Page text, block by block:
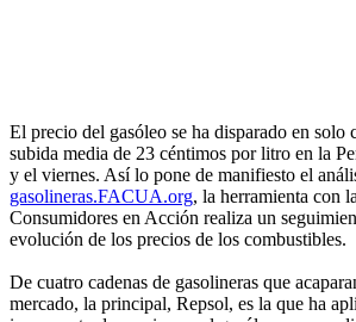
El precio del gasóleo se ha disparado en solo
subida media de 23 céntimos por litro en la
y el viernes. Así lo pone de manifiesto el
gasolineras.FACUA.org, la herramienta con
Consumidores en Acción realiza un
evolución de los precios de los combustibles.
De cuatro cadenas de gasolineras que
mercado, la principal, Repsol, es la que ha